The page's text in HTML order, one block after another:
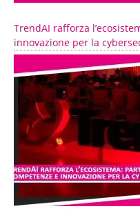
TrendAI rafforza
innovazione per la